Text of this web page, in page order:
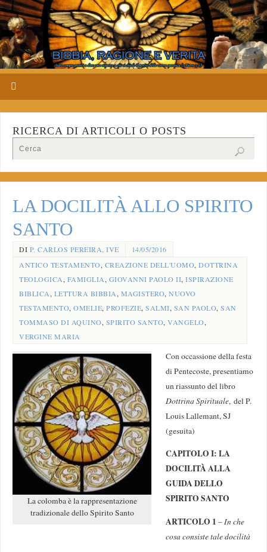
RICERCA DI ARTICOLI O POSTS
LA DOCILITÀ ALLO SPIRITO
SANTO
DI P. CARLOS PEREIRA, IVE
14/05/2016
ANTICO TESTAMENTO, CREAZIONE DELL'UOMO,DOTTRINA
TEOLOGICA, FAMIGLIA, GIOVANNI PAOLO II,ISPIRAZIONE
BIBLICA, LETTURA BIBBIA, MAGISTERO,NUOVO
TESTAMENTO,OMELIE,PROFEZIE,SALMI, SAN PAOLO,SAN
TOMMASO DI AQUINO, SPIRITO SANTO,VANGELO,
VERGINE MARIA
La colomba è la rappresentazione
tradizionale dello Spirito Santo
Con occassione della festa
di Pentecoste, presentiamo
un riassunto del libro
Dottrina Spirituale, del P.
Louis Lallemant, SJ
(gesuita)
CAPITOLO I: LA
DOCILITÀ ALLA
GUIDA DELLO
SPIRITO SANTO
ARTICOLO 1 – In che
cosa consiste tale docilità